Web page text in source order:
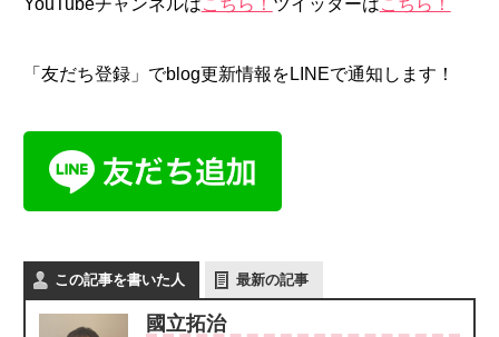
YouTubeチャンネルはこちら！ ツイッターはこちら！
「友だち登録」でblog更新情報をLINEで通知します！
この記事を書いた人 最新の記事
國立拓治